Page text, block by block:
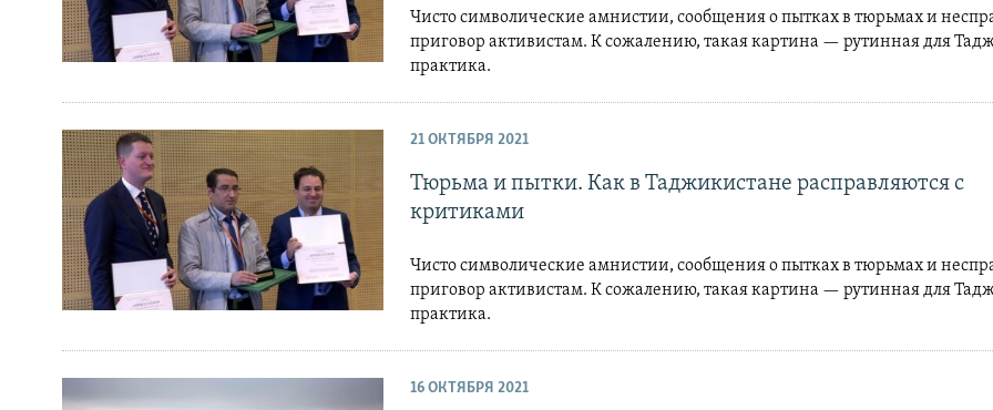
Чисто символические амнистии, сообщения о пытках в тюрьмах и
приговор активистам. К сожалению, такая картина — рутинная для
практика.
21 ОКТЯБРЯ 2021
Тюрьма и пытки. Как в Таджикистане расправляются с
критиками
Чисто символические амнистии, сообщения о пытках в тюрьмах и
приговор активистам. К сожалению, такая картина — рутинная для
практика.
16 ОКТЯБРЯ 2021